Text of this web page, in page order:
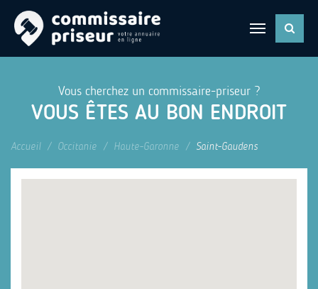
Vous cherchez un commissaire-priseur ?
VOUS ÊTES AU BON ENDROIT
Accueil Occitanie Haute-Garonne Saint-Gaudens